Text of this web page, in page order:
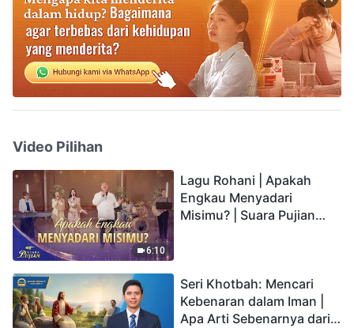
Video Pilihan
6:10
Lagu Rohani | Apakah
Engkau Menyadari
Misimu? | Suara Pujian
Seri Khotbah: Mencari
Kebenaran dalam Iman |
Apa Arti Sebenarnya dari